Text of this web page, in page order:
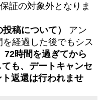
証の対象外となりま
稿について）
アン
経過した後でもシス
72時間を過ぎてから
ても、デートキャンセ
返還は行われませ